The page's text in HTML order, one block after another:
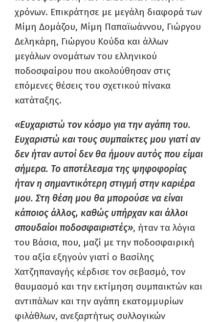
χρόνων. Επικράτησε με μεγάλη διαφορά των
Μίμη Δομάζου, Μίμη Παπαϊωάννου, Γιώργου
Δεληκάρη, Γιώργου Κούδα και άλλων
μεγάλων ονομάτων του ελληνικού
ποδοσφαίρου που ακολούθησαν στις
επόμενες θέσεις του σχετικού πίνακα
κατάταξης.
«Ευχαριστώ τον κόσμο για την αγάπη του.
Ευχαριστώ και τους συμπαίκτες μου γιατί αν
δεν ήταν αυτοί δεν θα ήμουν αυτός που είμαι
σήμερα. Το αποτέλεσμα της ψηφοφορίας
ήταν η σημαντικότερη στιγμή στην καριέρα
μου. Στη θέση μου θα μπορούσε να είναι
κάποιος άλλος, καθώς υπήρχαν και άλλοι
σπουδαίοι ποδοσφαιριστές», ήταν τα λόγια
του Βάσια, που, μαζί με την ποδοσφαιρική
του αξία εξηγούν γιατί ο Βασίλης
Χατζηπαναγής κέρδισε τον σεβασμό, τον
θαυμασμό και την εκτίμηση συμπαικτών και
αντιπάλων και την αγάπη εκατομμυρίων
φιλάθλων, ανεξαρτήτως συλλογικών